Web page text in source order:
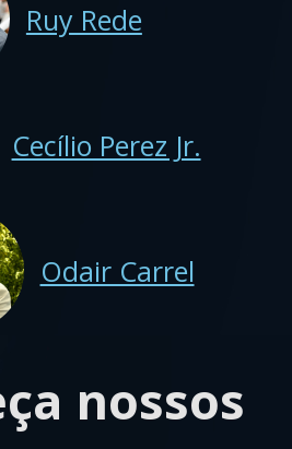
Ruy Rede
Cecílio Perez Jr.
Odair Carrel
nossos